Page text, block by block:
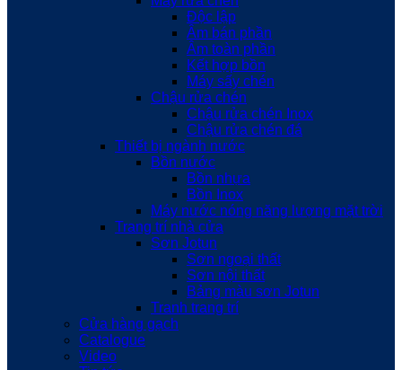
Độc lập
Âm bán phần
Âm toàn phần
Kết hợp bồn
Máy sấy chén
Chậu rửa chén
Chậu rửa chén Inox
Chậu rửa chén đá
Thiết bị ngành nước
Bồn nước
Bồn nhựa
Bồn Inox
Máy nước nóng năng lượng mặt trời
Trang trí nhà cửa
Sơn Jotun
Sơn ngoại thất
Sơn nội thất
Bảng màu sơn Jotun
Tranh trang trí
Cửa hàng gạch
Catalogue
Video